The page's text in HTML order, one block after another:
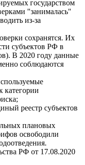
государством
занималась
из-за
сохранятся. Их
субъектов РФ в
В 2020 году данные
соблюдаются
категории
реестр субъектов
плановых
освободили
РФ от 17.08.2020